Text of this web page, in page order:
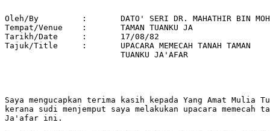
Oleh/By		:	DATO' SERI DR. MAHATHIR BIN MOHAMAD
Tempat/Venue 	: 	TAMAN TUANKU JA
Tarikh/Date 	: 	17/08/82
Tajuk/Title  	: 	UPACARA MEMECAH TANAH TAMAN
Saya mengucapkan terima kasih kepada Yang Amat Mulia
kerana sudi menjemput saya melakukan upacara memecah
Ja'afar ini.